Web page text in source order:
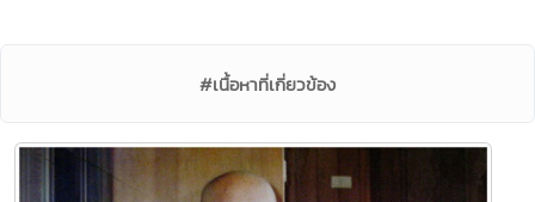
#เนื้อหาที่เกี่ยวข้อง